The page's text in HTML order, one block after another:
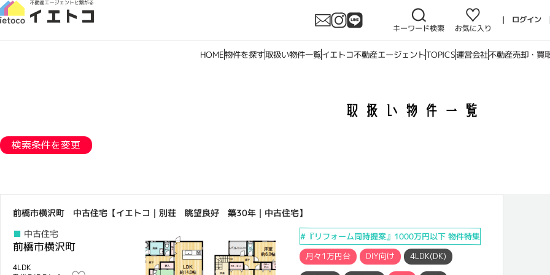
HOME物件を探す取扱い物件一覧イエトコ不動産エージェントTOPICS運営会社不動産売却・買
検索条件を変更
前橋市横沢町 中古住宅【イエトコ｜別荘 眺望良好 築30年｜中古住宅】
中古住宅
前橋市横沢町
4LDK
『リフォーム同時提案』1000万円以下 物件特集
月々1万円台 DIY向け 4LDK(DK)